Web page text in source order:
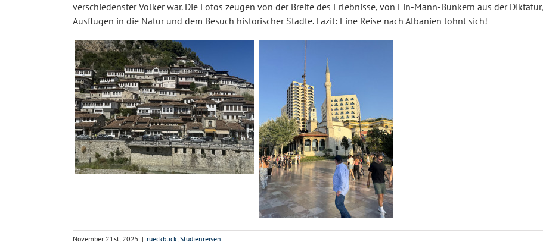
verschiedenster Völker war. Die Fotos zeugen von der Breite des Erlebnisse, von Ein-Mann-Bunkern aus der
Ausflügen in die Natur und dem Besuch historischer Städte. Fazit: Eine Reise nach Albanien lohnt sich!
November 21st, 2025 | rueckblick, Studienreisen